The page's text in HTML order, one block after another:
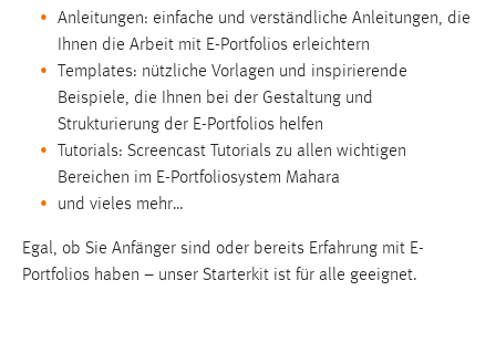
Anleitungen: einfache und verständliche Anleitungen, die
Ihnen die Arbeit mit E-Portfolios erleichtern
Templates: nützliche Vorlagen und inspirierende
Beispiele, die Ihnen bei der Gestaltung und
Strukturierung der E-Portfolios helfen
Tutorials: Screencast Tutorials zu allen wichtigen
Bereichen im E-Portfoliosystem Mahara
und vieles mehr…
Egal, ob Sie Anfänger sind oder bereits Erfahrung mit E-
Portfolios haben – unser Starterkit ist für alle geeignet.
Zweck:
Zugriffsstatistik
Cookie Laufzeit:
Max. 13 Monate
MARKETING
Marketing Cookies werden von Drittanbietern
verwendet, um personalisierte Werbung anzuzeigen.